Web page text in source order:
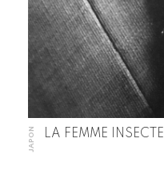
JAPON LA FEMME INSECTE